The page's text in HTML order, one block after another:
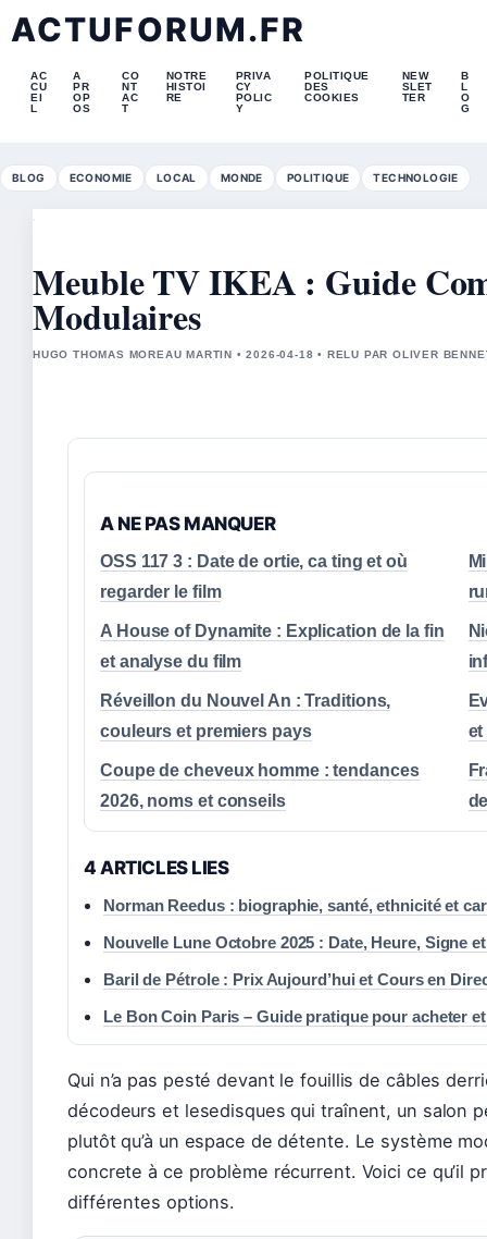
ACTUFORUM.FR
AC
CU
EI
L
A
PR
OP
OS
CO
NT
AC
T
NOTRE
HISTOI
RE
PRIVA
CY
POLIC
Y
POLITIQUE
DES
COOKIES
NEW
SLET
TER
B
L
O
G
BLOG ECONOMIE LOCAL MONDE POLITIQUE TECHNOLOGIE
Meuble TV IKEA : Guide
Modulaires
HUGO THOMAS MOREAU MARTIN • 2026-04-18 • RELU PAR OLIVER
A NE PAS MANQUER
OSS 117 3 : Date de ortie, ca ting et où
regarder le film
A House of Dynamite : Explication de la fin
et analyse du film
Réveillon du Nouvel An : Traditions,
couleurs et premiers pays
et
Coupe de cheveux homme : tendances
2026, noms et conseils
4 ARTICLES LIES
Norman Reedus : biographie, santé, ethnicité et
Nouvelle Lune Octobre 2025 : Date, Heure, Signe
Baril de Pétrole : Prix Aujourd’hui et Cours en
Le Bon Coin Paris – Guide pratique pour acheter
Qui n’a pas pesté devant le fouillis de câbles
décodeurs et lesedisques qui traînent, un salon
plutôt qu’à un espace de détente. Le système
concrete à ce problème récurrent. Voici ce qu’il
différentes options.